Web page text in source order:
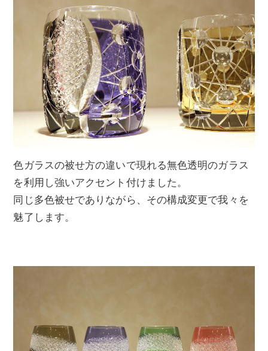
色ガラスの被せ方の違いで現れる無色透明のガラス
を利用し強いアクセント付けました。
同じ多色被せでありながら、その構成変更で我々を
魅了します。